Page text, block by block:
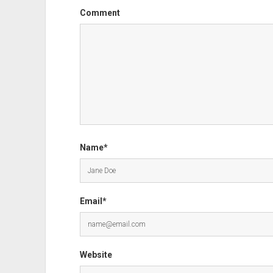
Comment
Name*
Email*
Website